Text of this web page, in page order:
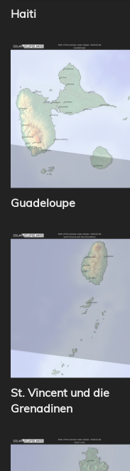
Haiti
Guadeloupe
St. Vincent und die
Grenadinen